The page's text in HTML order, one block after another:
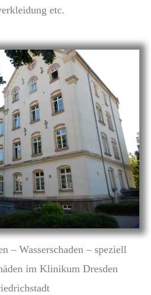
etc.
– Wasserschaden – speziell
im Klinikum Dresden